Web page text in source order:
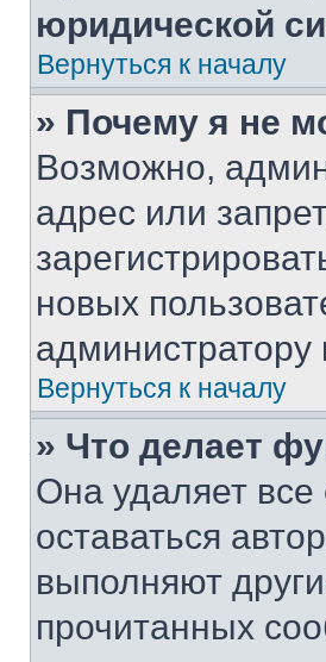
юридической
Вернуться к началу
» Почему я не
Возможно,
адрес или
новых
Вернуться к началу
» Что делает
Она удаляет
оставаться
выполняют
прочитанных